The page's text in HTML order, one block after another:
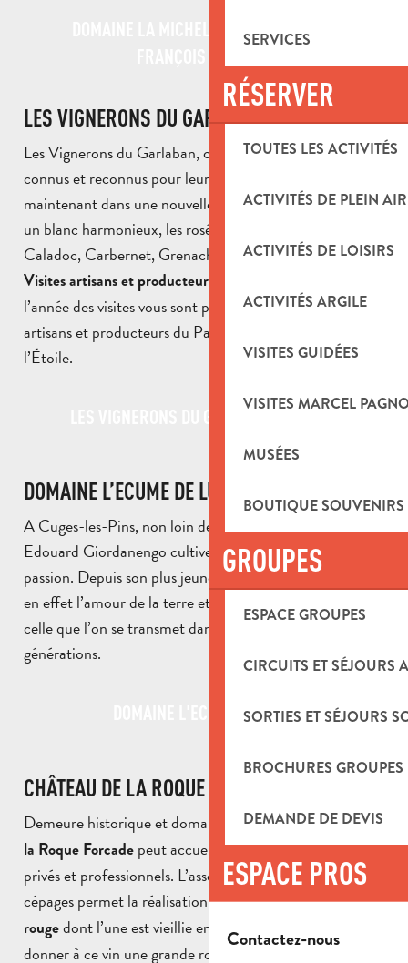
SERVICES
RÉSERVER
TOUTES LES ACTIVITÉS
ACTIVITÉS DE PLEIN AIR
ACTIVITÉS DE LOISIRS
ACTIVITÉS ARGILE
VISITES GUIDÉES
VISITES MARCEL
MUSÉES
BOUTIQUE
GROUPES
ESPACE GROUPES
CIRCUITS ET SÉJOURS
SORTIES ET SÉJOURS
BROCHURES GROUPES
DEMANDE DE DEVIS
ESPACE PROS
Contactez-nous
DOMAINE LA MICHELLE - NELLY & JEAN-
LES VIGNERONS DU GARLABAN - AURIOL
LES VIGNERONS DU GARLABAN
Les Vignerons du Garlaban, cave coopérative, sont aussi
connus et reconnus pour leurs vins de cépage,
maintenant dans une nouvelle livrée. Découvrez le Rolle,
un blanc harmonieux, les rosés Caladoc et les rouges,
Caladoc, Carbernet, Grenache et Merlot.
Visites artisans et producteurs d’ici :
l’année des visites vous sont proposées pour découvrir les
artisans et producteurs du Pays d’Aubagne et de
l’Étoile.
DOMAINE L’ECUME DE LUNE
A Cuges-les-Pins, non loin de Cassis et de Bandol,
Edouard Giordanengo cultive la vigne avec une rare
passion. Depuis son plus jeune âge, ce quinquagénaire a
en effet l’amour de la terre et, plus spécialement, de
celle que l’on se transmet dans sa famille depuis six
générations.
DOMAINE L'ECUME DE LUNE
CHÂTEAU DE LA ROQUE FORCADE
Demeure historique et domaine viticole, leChâteau de
la Roque Forcade peut accueillir tous vosévénements
privés et professionnels. L’assemblage de ses différents
cépages permet la réalisation dedeux cuvées de vin
rougedont l’une est vieillie en fût de chêne afin de
donner à ce vin une grande rondeur et une sagesse en